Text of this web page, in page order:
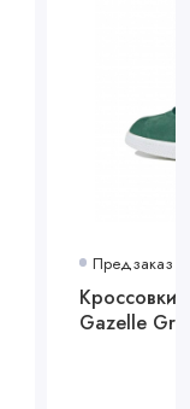
Предзаказ
Кроссовки
Gazelle